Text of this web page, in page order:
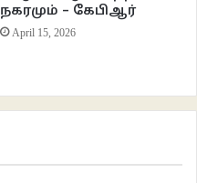
நகரமும் – கேபிஆர்
April 15, 2026